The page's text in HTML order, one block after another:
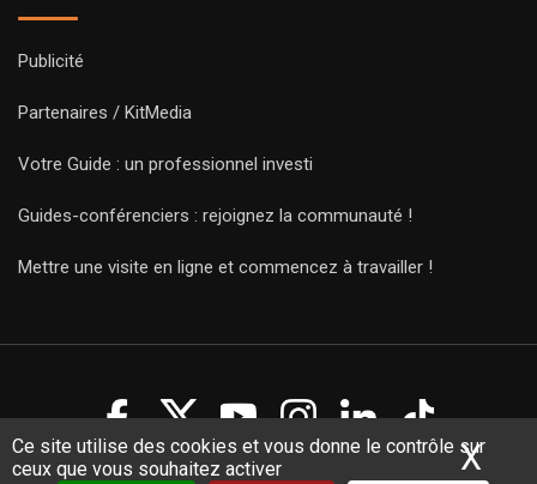
Ce site utilise des cookies et vous donne le contrôle sur
ceux que vous souhaitez activer
X
Publicité
Partenaires / KitMedia
Votre Guide : un professionnel investi
Guides-conférenciers : rejoignez la communauté !
Mettre une visite en ligne et commencez à travailler !
Copyright Guides 2021. Tous droits réservés. Développement